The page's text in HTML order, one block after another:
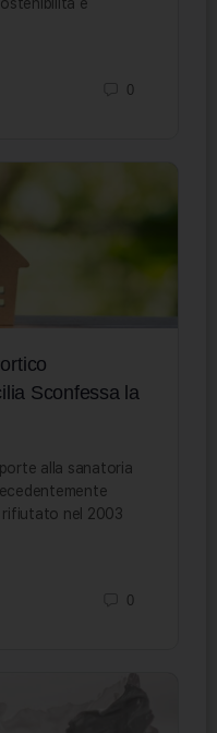
0
Sconfessa la
alla sanatoria
rifiutato nel 2003
0